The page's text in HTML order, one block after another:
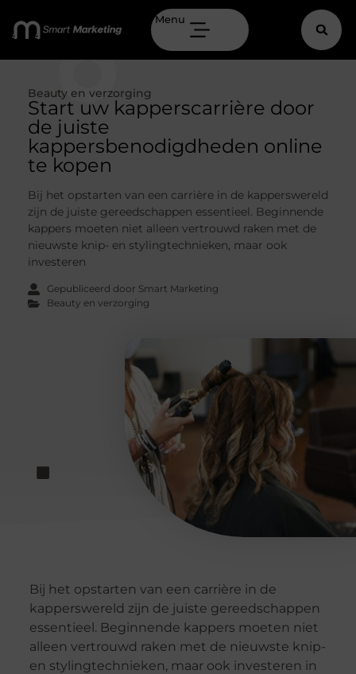
Menu
Beauty en verzorging
Start uw kapperscarrière door
de juiste
kappersbenodigdheden online
te kopen
Bij het opstarten van een carrière in de kapperswereld
zijn de juiste gereedschappen essentieel. Beginnende
kappers moeten niet alleen vertrouwd raken met de
nieuwste knip- en stylingtechnieken, maar ook
investeren
Gepubliceerd door Smart Marketing
Beauty en verzorging
Bij het opstarten van een carrière in de
kapperswereld zijn de juiste gereedschappen
essentieel. Beginnende kappers moeten niet
alleen vertrouwd raken met de nieuwste knip-
en stylingtechnieken, maar ook investeren in